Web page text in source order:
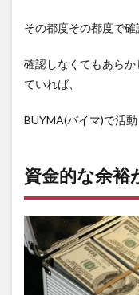
その都度その都度で確
確認しなくてもあら
ていれば、
BUYMA(バイマ)で活
資金的な余裕